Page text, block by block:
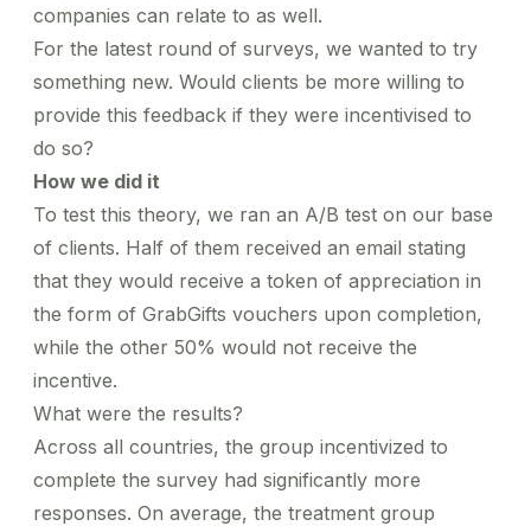
companies can relate to as well.
For the latest round of surveys, we wanted to try
something new. Would clients be more willing to
provide this feedback if they were incentivised to
do so?
How we did it
To test this theory, we ran an A/B test on our base
of clients. Half of them received an email stating
that they would receive a token of appreciation in
the form of GrabGifts vouchers upon completion,
while the other 50% would not receive the
incentive.
What were the results?
Across all countries, the group incentivized to
complete the survey had significantly more
responses. On average, the treatment group